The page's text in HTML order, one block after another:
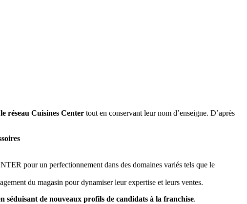
réseau Cuisines Center tout en conservant leur nom d’enseigne. D’après
pour un perfectionnement dans des domaines variés tels que le
du magasin pour dynamiser leur expertise et leurs ventes.
séduisant de nouveaux profils de candidats à la franchise.